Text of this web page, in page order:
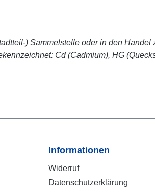
) Sammelstelle oder in den Handel
Cd (Cadmium), HG
Informationen
Widerruf
Datenschutzerklärung